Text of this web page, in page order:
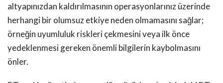
altyapınızdan kaldırılmasının operasyonlarınız üzerinde
herhangi bir olumsuz etkiye neden olmamasını sağlar;
örneğin uyumluluk riskleri çekmesini veya ilk önce
yedeklenmesi gereken önemli bilgilerin kaybolmasını
önler.